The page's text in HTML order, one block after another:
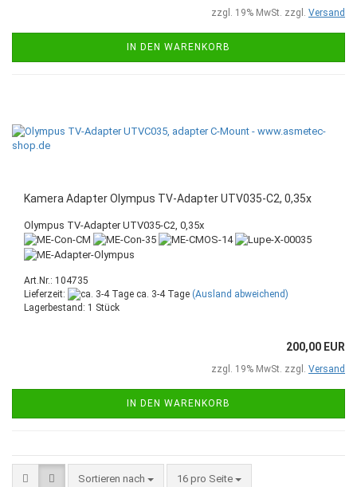
zzgl. 19% MwSt. zzgl. Versand
IN DEN WARENKORB
Kamera Adapter Olympus TV-Adapter UTV035-C2, 0,35x
Olympus TV-Adapter UTV035-C2, 0,35x
Art.Nr.: 104735
Lieferzeit:
ca. 3-4 Tage (Ausland abweichend)
Lagerbestand: 1 Stück
200,00 EUR
zzgl. 19% MwSt. zzgl. Versand
IN DEN WARENKORB
Sortieren nach 16 pro Seite